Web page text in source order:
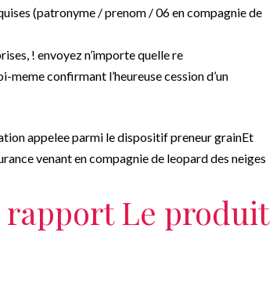
(patronyme / prenom / 06 en compagnie de
! envoyez n’importe quelle re
confirmant l’heureuse cession d’un
appelee parmi le dispositif preneur grainEt
venant en compagnie de leopard des neiges
Le produit